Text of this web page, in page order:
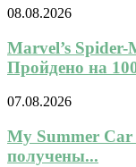
08.08.2026
Marvel’s
Пройдено на
07.08.2026
My Summer
получены...